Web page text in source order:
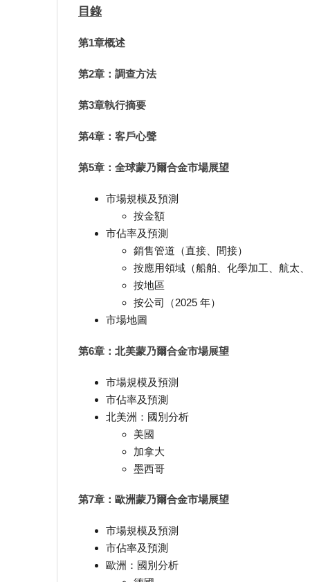
目錄
第1章概述
第2章：調查方法
第3章執行摘要
第4章：客戶心聲
第5章：全球蒙乃爾合金市場展望
市場規模及預測
按金額
市佔率及預測
銷售管道（直接、間接）
按應用領域（船舶、化學加工、航太
按地區
按公司（2025 年）
市場地圖
第6章：北美蒙乃爾合金市場展望
市場規模及預測
市佔率及預測
北美洲：國別分析
美國
加拿大
墨西哥
第7章：歐洲蒙乃爾合金市場展望
市場規模及預測
市佔率及預測
歐洲：國別分析